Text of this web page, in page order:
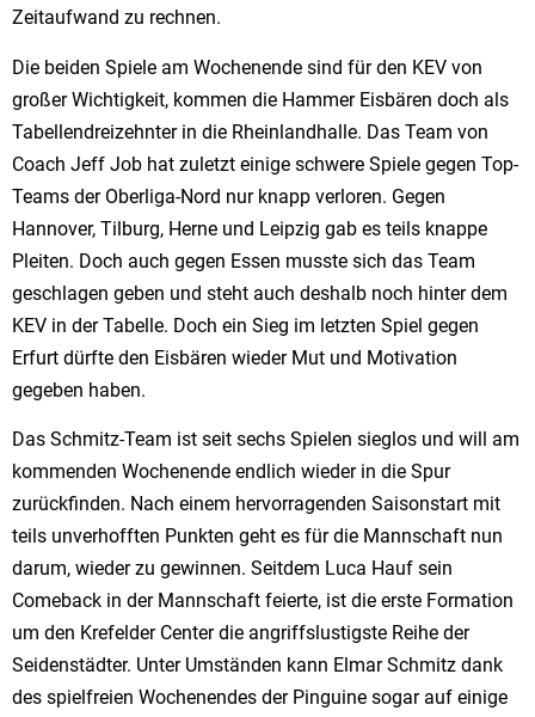
Zeitaufwand zu rechnen.
Die beiden Spiele am Wochenende sind für den KEV von
großer Wichtigkeit, kommen die Hammer Eisbären doch als
Tabellendreizehnter in die Rheinlandhalle. Das Team von
Coach Jeff Job hat zuletzt einige schwere Spiele gegen Top-
Teams der Oberliga-Nord nur knapp verloren. Gegen
Hannover, Tilburg, Herne und Leipzig gab es teils knappe
Pleiten. Doch auch gegen Essen musste sich das Team
geschlagen geben und steht auch deshalb noch hinter dem
KEV in der Tabelle. Doch ein Sieg im letzten Spiel gegen
Erfurt dürfte den Eisbären wieder Mut und Motivation
gegeben haben.
Das Schmitz-Team ist seit sechs Spielen sieglos und will am
kommenden Wochenende endlich wieder in die Spur
zurückfinden. Nach einem hervorragenden Saisonstart mit
teils unverhofften Punkten geht es für die Mannschaft nun
darum, wieder zu gewinnen. Seitdem Luca Hauf sein
Comeback in der Mannschaft feierte, ist die erste Formation
um den Krefelder Center die angriffslustigste Reihe der
Seidenstädter. Unter Umständen kann Elmar Schmitz dank
des spielfreien Wochenendes der Pinguine sogar auf einige